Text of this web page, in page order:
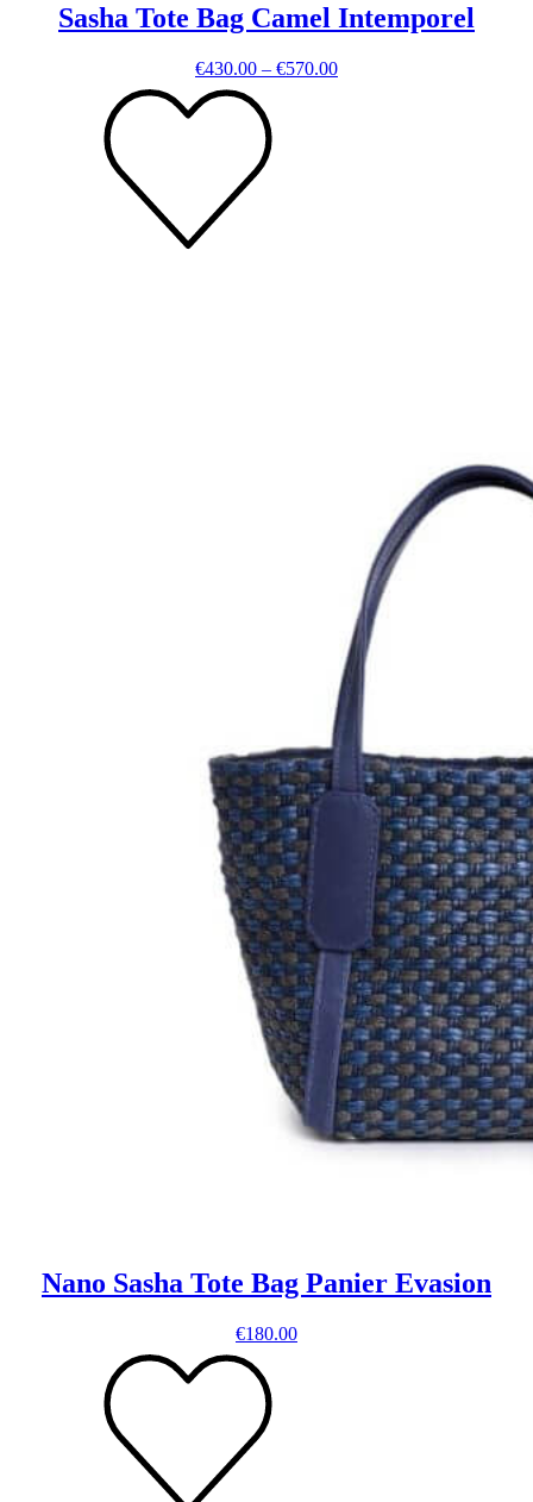
Sasha Tote Bag Camel Intemporel
€430.00 – €570.00Price
Nano Sasha Tote Bag Panier Evasion
€180.00